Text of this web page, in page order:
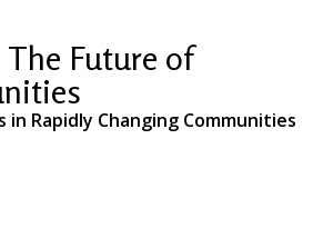
Future of
Rapidly Changing Communities